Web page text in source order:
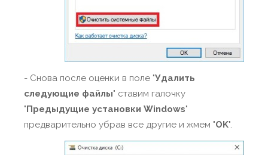
- Снова после оценки в поле "Удалить
следующие файлы" ставим галочку
"Предыдущие установки Windows"
предварительно убрав все другие и жмем "OK".